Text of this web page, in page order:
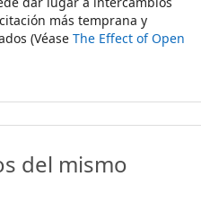
más temprana y
(Véase The Effect of Open
del mismo